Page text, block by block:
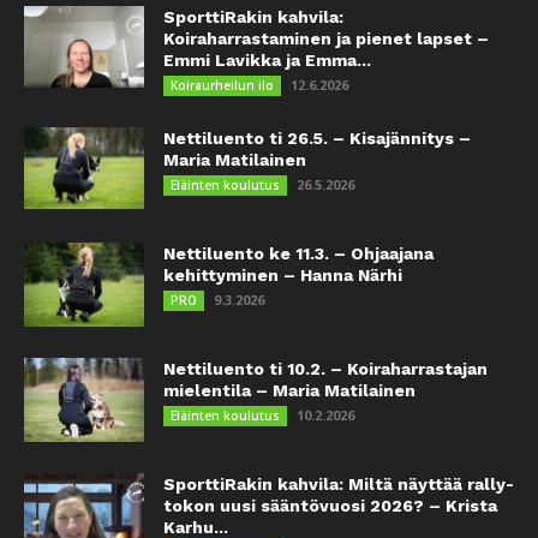
SporttiRakin kahvila:
Koiraharrastaminen ja pienet lapset –
Emmi Lavikka ja Emma...
Koiraurheilun ilo 12.6.2026
Nettiluento ti 26.5. – Kisajännitys –
Maria Matilainen
Eläinten koulutus 26.5.2026
Nettiluento ke 11.3. – Ohjaajana
kehittyminen – Hanna Närhi
PRO 9.3.2026
Nettiluento ti 10.2. – Koiraharrastajan
mielentila – Maria Matilainen
Eläinten koulutus 10.2.2026
SporttiRakin kahvila: Miltä näyttää rally-
tokon uusi sääntövuosi 2026? – Krista
Karhu...